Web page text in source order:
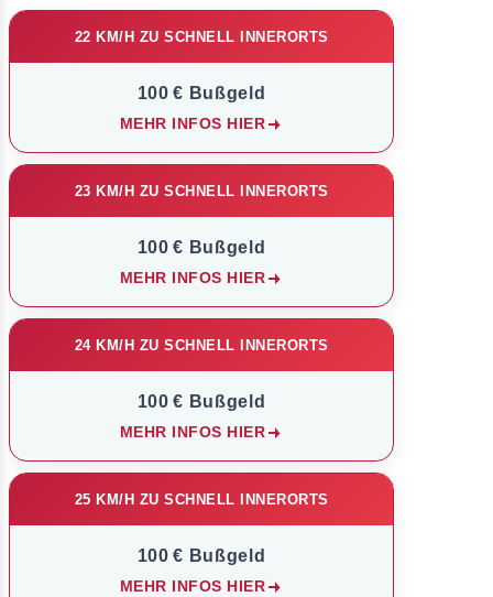
22 KM/H ZU SCHNELL INNERORTS
100 € Bußgeld
MEHR INFOS HIER
23 KM/H ZU SCHNELL INNERORTS
100 € Bußgeld
MEHR INFOS HIER
24 KM/H ZU SCHNELL INNERORTS
100 € Bußgeld
MEHR INFOS HIER
25 KM/H ZU SCHNELL INNERORTS
100 € Bußgeld
MEHR INFOS HIER